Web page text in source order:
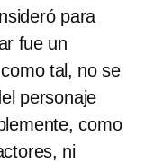
para
fue un
tal, no se
personaje
como
ni